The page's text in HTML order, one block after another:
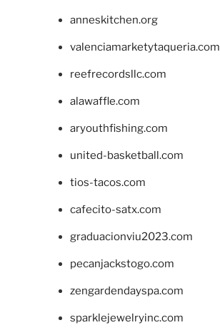
anneskitchen.org
valenciamarketytaqueria.com
reefrecordsllc.com
alawaffle.com
aryouthfishing.com
united-basketball.com
tios-tacos.com
cafecito-satx.com
graduacionviu2023.com
pecanjackstogo.com
zengardendayspa.com
sparklejewelryinc.com